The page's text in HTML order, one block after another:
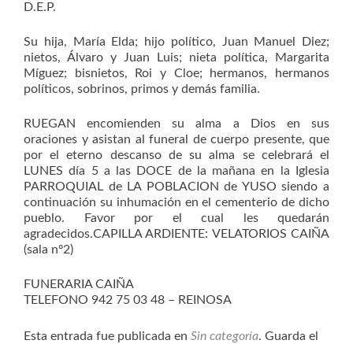
D.E.P.
Su hija, María Elda; hijo político, Juan Manuel Diez;
nietos, Álvaro y Juan Luis; nieta política, Margarita
Míguez; bisnietos, Roi y Cloe; hermanos, hermanos
políticos, sobrinos, primos y demás familia.
RUEGAN encomienden su alma a Dios en sus
oraciones y asistan al funeral de cuerpo presente, que
por el eterno descanso de su alma se celebrará el
LUNES día 5 a las DOCE de la mañana en la Iglesia
PARROQUIAL de LA POBLACION de YUSO siendo a
continuación su inhumación en el cementerio de dicho
pueblo. Favor por el cual les quedarán
agradecidos.CAPILLA ARDIENTE: VELATORIOS CAIÑA
(sala nº2)
FUNERARIA CAIÑA
TELEFONO 942 75 03 48 – REINOSA
Esta entrada fue publicada en Sin categoría. Guarda el